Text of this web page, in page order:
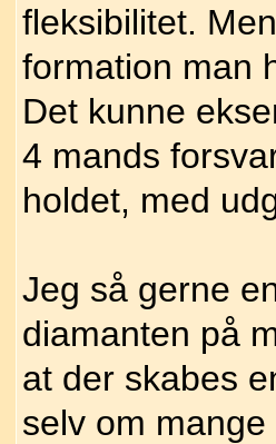
fleksibilitet.
formation man
Det kunne
4 mands
holdet, med
Jeg så gerne
diamanten på
at der skabes
selv om